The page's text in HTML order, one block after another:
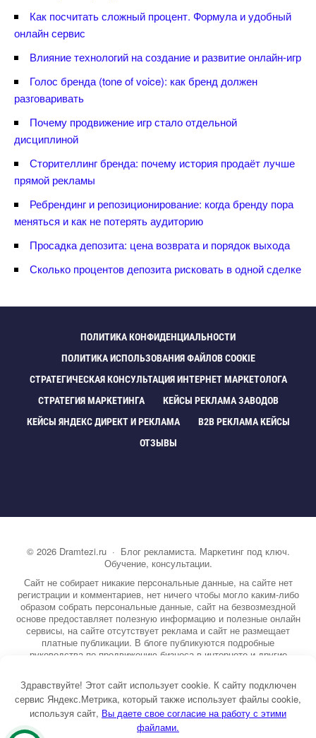
Как посчитать сложный процент. Формула и удобный
онлайн сервис
лияние технологий на создание и развитие онлайн-игр
Голос бренда (tone of voice): как бренд должен
разговаривать
Почему продвижение игр стало отдельной
дисциплиной
Сторителлинг бренда: почему история продаёт лучше
прямой рекламы
Ребрендинг и репозиционирование: когда бренду пора
меняться и как не потерять аудиторию
Просадка депозита: цена возврата и порядок выхода
Сколько процентов депозита рисковать в одной сделке
ПОЛИТИКА КОНФИДЕНЦИАЛЬНОСТИ
ПОЛИТИКА ИСПОЛЬЗОВАНИЯ ФАЙЛОВ COOKIE
СТРАТЕГИЧЕСКАЯ КОНСУЛЬТАЦИЯ ИНТЕРНЕТ МАРКЕТОЛОГА
СТРАТЕГИЯ МАРКЕТИНГА
КЕЙСЫ РЕКЛАМА ЗАВОДО
КЕЙСЫ ЯНДЕКС ДИРЕКТ И РЕКЛАМА
B2B РЕКЛАМА КЕЙСЫ
ОТЗЫВЫ
© 2026 Dramtezi.ru· Блог рекламиста. Маркетинг под ключ.
Обучение, консультации.
Сайт не собирает никакие персональные данные, на сайте нет
регистрации и комментариев, нет ничего чтобы могло каким-либо
образом собрать персональные данные, сайт на безвозмездной
основе предоставляет полезную информацию и полезные онлайн
сервисы, на сайте отсутствует реклама и сайт не размещает
платные публикации. В блоге публикуются подробные
руководства по продвижению бизнеса в интернете и другие
информацию о маркетинге, рекламе, копирайтинге и другие темы.
На сайте опубликовано более 3000 статей.
Тема от GoodwinPress.ru
Здравствуйте! Этот сайт использует cookie. К сайту подключен
сервис Яндекс.Метрика, который также использует файлы cookie,
используя сайт, ы даете свое согласие на работу с этими
файлами.